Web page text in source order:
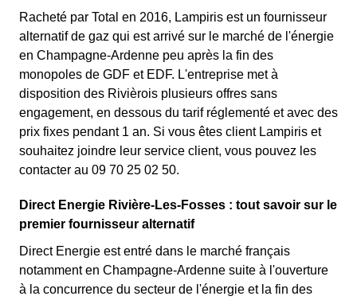
Racheté par Total en 2016, Lampiris est un fournisseur
alternatif de gaz qui est arrivé sur le marché de l'énergie
en Champagne-Ardenne peu après la fin des
monopoles de GDF et EDF. L'entreprise met à
disposition des Rivièrois plusieurs offres sans
engagement, en dessous du tarif réglementé et avec des
prix fixes pendant 1 an. Si vous êtes client Lampiris et
souhaitez joindre leur service client, vous pouvez les
contacter au 09 70 25 02 50.
Direct Energie Rivière-Les-Fosses : tout savoir sur le
premier fournisseur alternatif
Direct Energie est entré dans le marché français
notamment en Champagne-Ardenne suite à l'ouverture
à la concurrence du secteur de l'énergie et la fin des